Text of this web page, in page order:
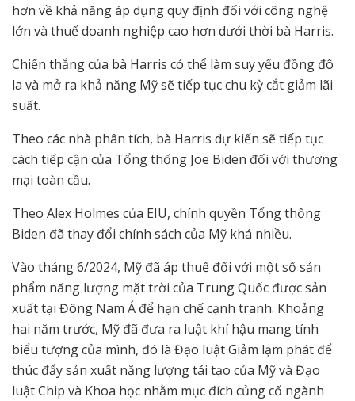
hơn về khả năng áp dụng quy định đối với công nghệ
lớn và thuế doanh nghiệp cao hơn dưới thời bà Harris.
Chiến thắng của bà Harris có thể làm suy yếu đồng đô
la và mở ra khả năng Mỹ sẽ tiếp tục chu kỳ cắt giảm lãi
suất.
Theo các nhà phân tích, bà Harris dự kiến ​​sẽ tiếp tục
cách tiếp cận của Tổng thống Joe Biden đối với thương
mại toàn cầu.
Theo Alex Holmes của EIU, chính quyền Tổng thống
Biden đã thay đổi chính sách của Mỹ khá nhiều.
Vào tháng 6/2024, Mỹ đã áp thuế đối với một số sản
phẩm năng lượng mặt trời của Trung Quốc được sản
xuất tại Đông Nam Á để hạn chế cạnh tranh. Khoảng
hai năm trước, Mỹ đã đưa ra luật khí hậu mang tính
biểu tượng của mình, đó là Đạo luật Giảm lạm phát để
thúc đẩy sản xuất năng lượng tái tạo của Mỹ và Đạo
luật Chip và Khoa học nhằm mục đích củng cố ngành